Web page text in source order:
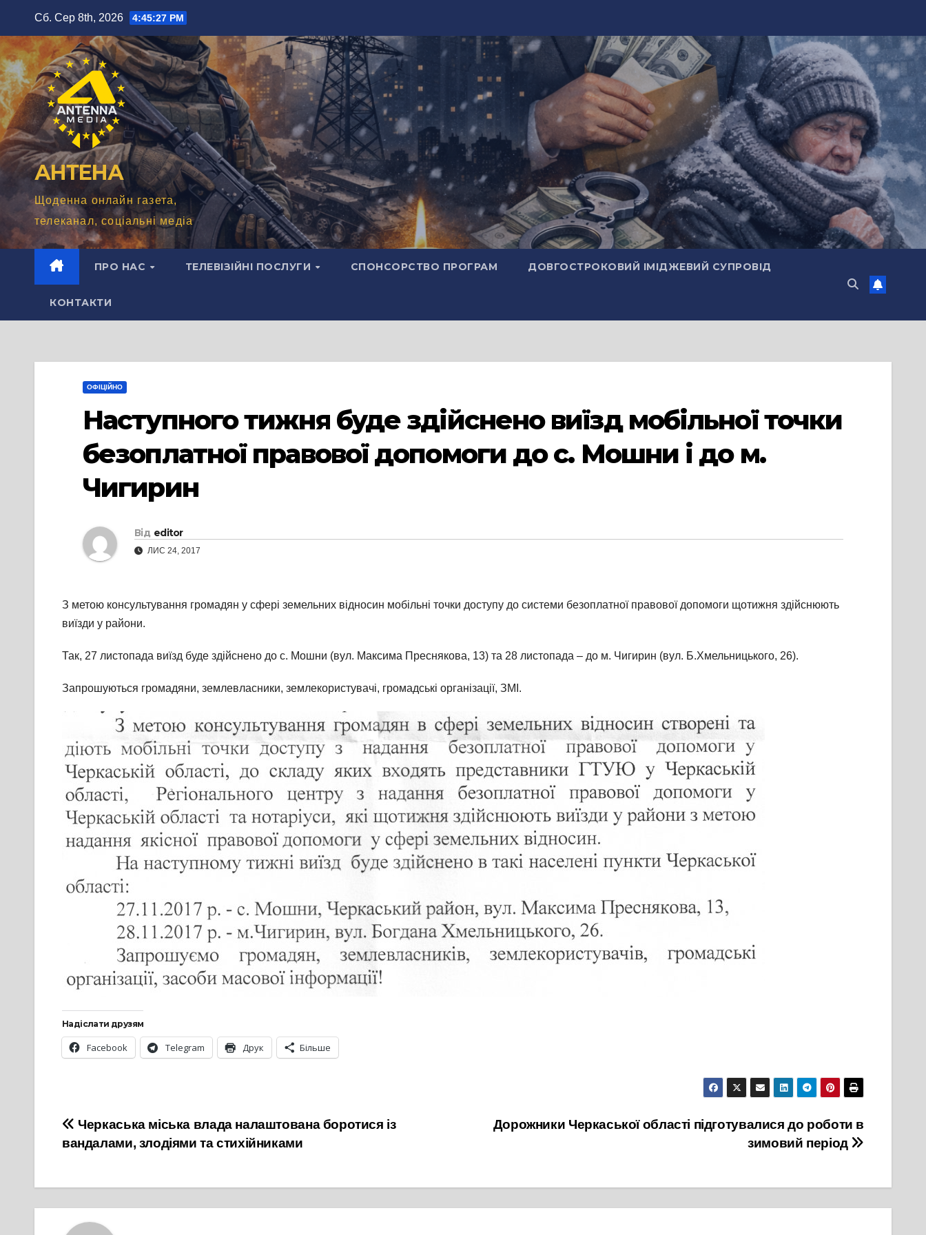
вмісту
Сб. Сер 8th, 2026 4:45:29 PM
АНТЕНА
Щоденна онлайн газета,
телеканал, соціальні медіа
ПРО НАС ТЕЛЕВІЗІЙНІ ПОСЛУГИ СПОНСОРСТВО ПРОГРАМ ДОВГОСТРОКОВИЙ ІМІДЖЕВИЙ СУПРОВІД
КОНТАКТИ
ОФІЦІЙНО
Наступного тижня буде здійснено виїзд мобільної точки
безоплатної правової допомоги до с. Мошни і до м.
Чигирин
Від editor
ЛИС 24, 2017
З метою консультування громадян у сфері земельних відносин мобільні точки доступу до системи безоплатної правової допомоги щотижня здійснюють
виїзди у райони.
Так, 27 листопада виїзд буде здійснено до с. Мошни (вул. Максима Преснякова, 13) та 28 листопада – до м. Чигирин (вул. Б.Хмельницького, 26).
Запрошуються громадяни, землевласники, землекористувачі, громадські організації, ЗМІ.
Надіслати друзям
Facebook Telegram Друк Більше
Навігація
записів
Дорожники Черкаської області підготувалися до роботи в
зимовий період
Черкаська міська влада налаштована боротися із
вандалами, злодіями та стихійниками